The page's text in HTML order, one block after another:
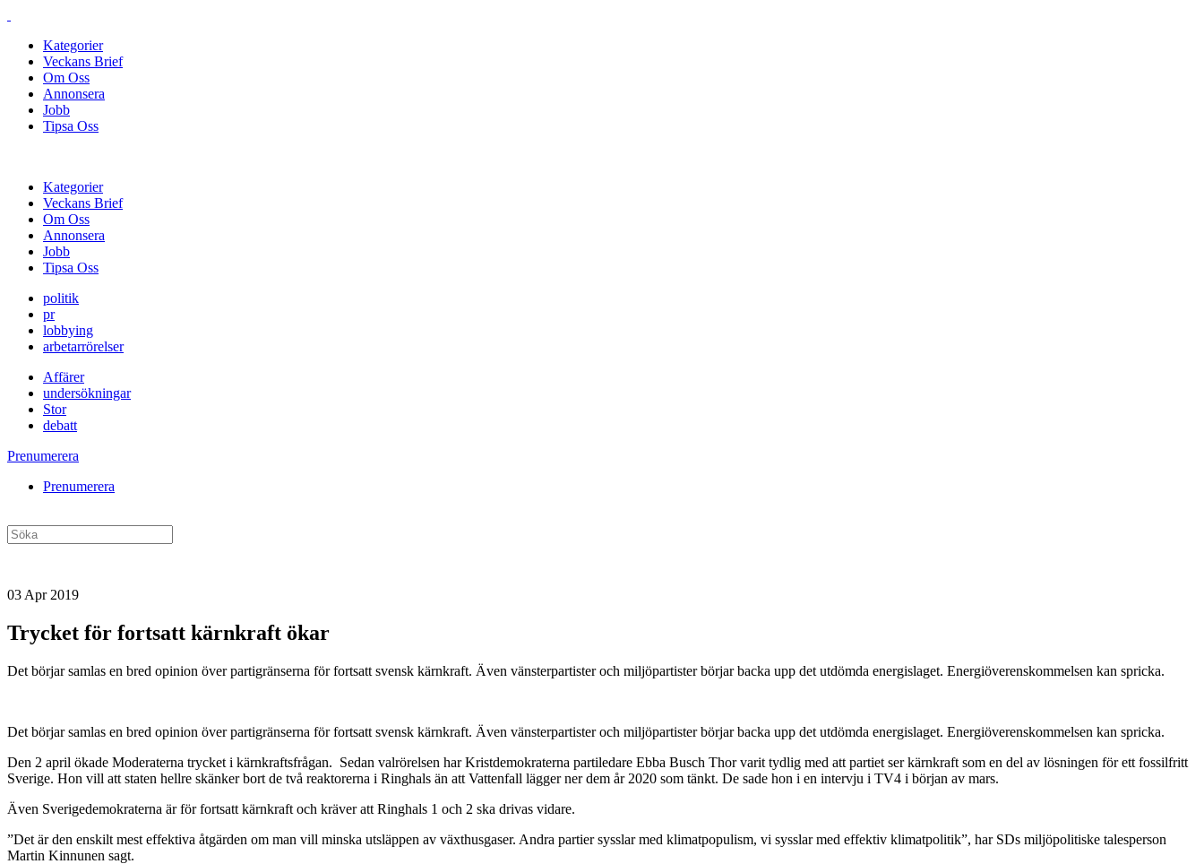
Kategorier
Veckans Brief
Om Oss
Annonsera
Jobb
Tipsa Oss
Kategorier
Veckans Brief
Om Oss
Annonsera
Jobb
Tipsa Oss
politik
pr
lobbying
arbetarrörelser
Affärer
undersökningar
Stor
debatt
Prenumerera
Prenumerera
03 Apr 2019
Trycket för fortsatt kärnkraft ökar
Det börjar samlas en bred opinion över partigränserna för fortsatt svensk kärnkraft. Även vänsterpartister och miljöpartister börjar backa upp det utdömda energislaget. Energiöverenskommelsen kan spricka.
Det börjar samlas en bred opinion över partigränserna för fortsatt svensk kärnkraft. Även vänsterpartister och miljöpartister börjar backa upp det utdömda energislaget. Energiöverenskommelsen kan spricka.
Den 2 april ökade Moderaterna trycket i kärnkraftsfrågan. Sedan valrörelsen har Kristdemokraterna partiledare Ebba Busch Thor varit tydlig med att partiet ser kärnkraft som en del av lösningen för ett fossilfritt
Sverige. Hon vill att staten hellre skänker bort de två reaktorerna i Ringhals än att Vattenfall lägger ner dem år 2020 som tänkt. De sade hon i en intervju i TV4 i början av mars.
Även Sverigedemokraterna är för fortsatt kärnkraft och kräver att Ringhals 1 och 2 ska drivas vidare.
”Det är den enskilt mest effektiva åtgärden om man vill minska utsläppen av växthusgaser. Andra partier sysslar med klimatpopulism, vi sysslar med effektiv klimatpolitik”, har SDs miljöpolitiske talesperson
Martin Kinnunen sagt.